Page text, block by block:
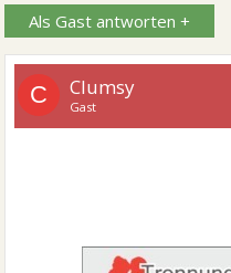
Als Gast antworten +
C Clumsy
Gast